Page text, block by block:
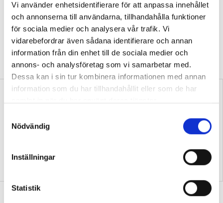
Vi använder enhetsidentifierare för att anpassa innehållet
och annonserna till användarna, tillhandahålla funktioner
för sociala medier och analysera vår trafik. Vi
vidarebefordrar även sådana identifierare och annan
information från din enhet till de sociala medier och
annons- och analysföretag som vi samarbetar med.
Dessa kan i sin tur kombinera informationen med annan
information som du har tillhandahållit eller som de har
Nödvändig
Inställningar
Statistik
Musikläraren som ser till att eleverna skriver korrekt
Grundskolläraren: Stenhårt fokus på skrivandet ger resultat
Ministern om skrivkrisen: ”Jag blir rasande”
Mannerheim: Min lista – 10 sätt att motverka skrivkrisen
Herlitz: Skrivkrisen kan inte bara vara svensklärares ansvar
”Transspråkande har fått genomslag
av en anledning”
DEBATTProfessorn: Problematiskt att
stämpla transspråkande som en ”trend” eller
Samtida konflikter kan
fördjupa kunskaper i
Replik: Transspråkande
uppfattas ofta som en
Debatt: Mardröm att många elever